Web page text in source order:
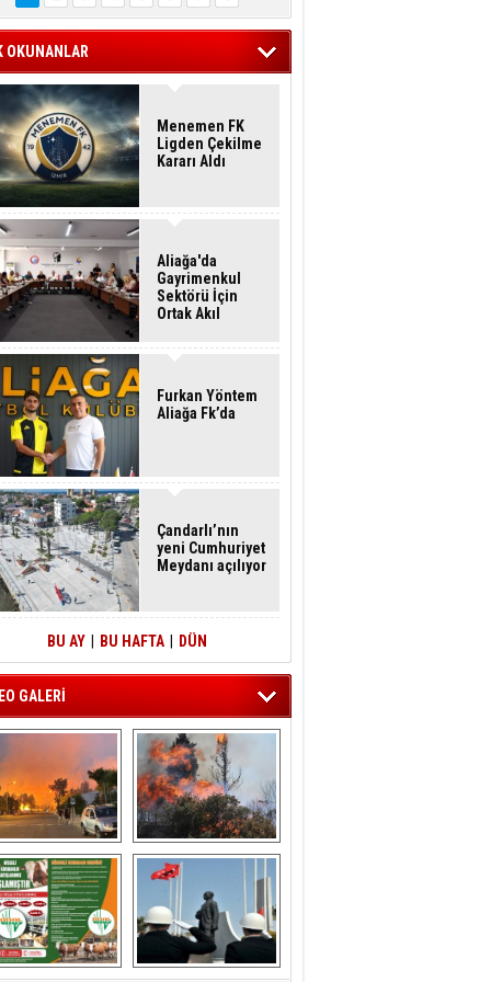
OKUNANLAR
Menemen FK
Ligden Çekilme
Kararı Aldı
Aliağa'da
Gayrimenkul
Sektörü İçin
Ortak Akıl
Furkan Yöntem
Aliağa Fk’da
Çandarlı’nın
yeni Cumhuriyet
Meydanı açılıyor
BU AY BU HAFTA DÜN
GALERİ
‘da  otluk
alanda çıkan
yangın evlere
sıçramadan
söndürüldü
Aliağa'nın Ciğerleri
ÖNAL TARIM
Aliağa'da Polis